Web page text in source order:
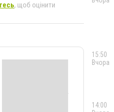
, щоб оцінити
15:50
Вчора
14:00